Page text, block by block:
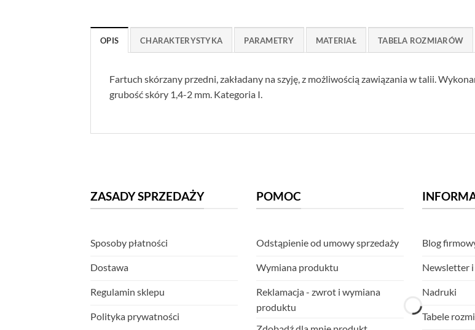
OPIS CHARAKTERYSTYKA PARAMETRY MATERIAŁ TABELA ROZMIARÓW
Fartuch skórzany przedni, zakładany na szyję, z możliwością zawiązania w talii.
grubość skóry 1,4-2 mm. Kategoria I.
ZASADY SPRZEDAŻY
Sposoby płatności
Dostawa
Regulamin sklepu
Polityka prywatności
POMOC
Odstąpienie od umowy sprzedaży
Wymiana produktu
Reklamacja - zwrot i wymiana
produktu
Blog
Newsletter
Nadruki
Tabele